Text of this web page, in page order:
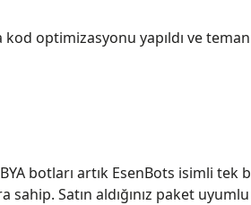
optimizasyonu yapıldı ve
botları artık EsenBots isimli
sahip. Satın aldığınız paket